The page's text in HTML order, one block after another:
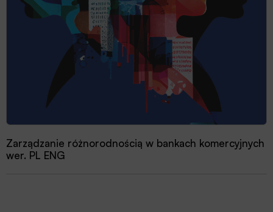
Zarządzanie różnorodnością w bankach komercyjnych
wer. PL ENG